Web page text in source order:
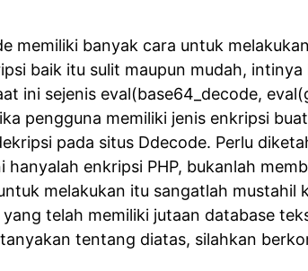
memiliki banyak cara untuk
baik itu sulit maupun mudah,
ini sejenis eval(base64_decode,
pengguna memiliki jenis enkripsi
pada situs Ddecode. Perlu
hanyalah enkripsi PHP, bukanlah
melakukan itu sangatlah mustahil
telah memiliki jutaan database
tentang diatas, silahkan